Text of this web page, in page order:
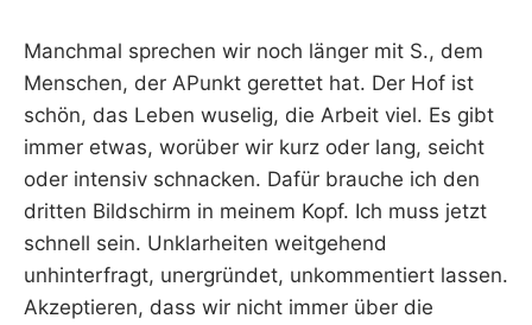
Manchmal sprechen wir noch länger mit S., dem
Menschen, der APunkt gerettet hat. Der Hof ist
schön, das Leben wuselig, die Arbeit viel. Es gibt
immer etwas, worüber wir kurz oder lang, seicht
oder intensiv schnacken. Dafür brauche ich den
dritten Bildschirm in meinem Kopf. Ich muss jetzt
schnell sein. Unklarheiten weitgehend
unhinterfragt, unergründet, unkommentiert lassen.
Akzeptieren, dass wir nicht immer über die